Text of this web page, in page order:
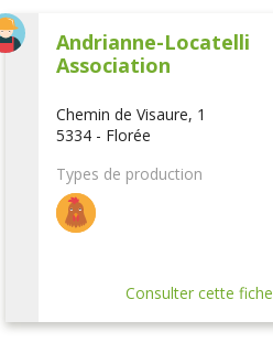
Andrianne-Locatelli
Association
Chemin de Visaure, 1
5334 - Florée
Types de production
Consulter cette fiche